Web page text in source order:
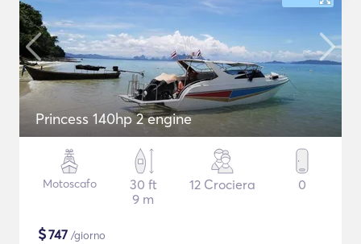
Princess 140hp 2 engine
Motoscafo
30 ft
9 m
12 Crociera 0
$747 /giorno